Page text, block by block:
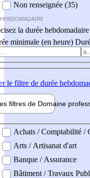
Non renseignée (35)
la durée hebdomadaire
minimale (en heure)
le filtre de durée
filtres de Domaine pro
professionel
Achats / Comptabilité /
Arts / Artisanat d'art
Banque / Assurance
Bâtiment / Travaux